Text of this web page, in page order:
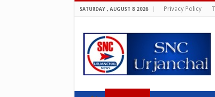
SATURDAY , AUGUST 8 2026 Privacy Policy